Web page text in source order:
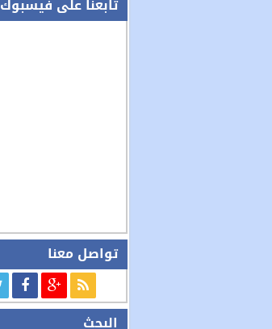
تابعنا على فيسبوك
تواصل معنا
البحث